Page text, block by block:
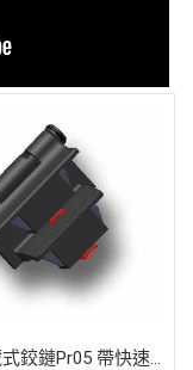
半隱藏式鉸鏈Pr05 帶快速安裝裝置18